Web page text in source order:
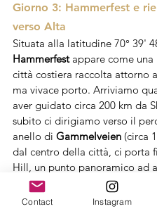
Giorno 3: Hammerfest e
verso Alta
Situata alla latitudine 70° 39'
Hammerfest appare come una
città costiera raccolta attorno
ma vivace porto. Arriviamo
aver guidato circa 200 km da
subito ci dirigiamo verso il
anello di Gammelveien (circa
dal centro della città, ci porta
Hill, un punto panoramico ad
metri di altezza sulla città
ammirare una bella vista
Contact Instagram